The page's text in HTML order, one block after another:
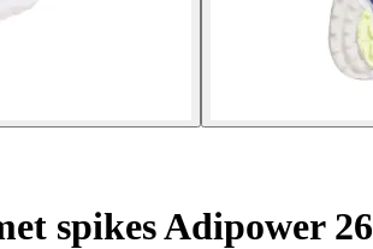
spikes Adipower 26